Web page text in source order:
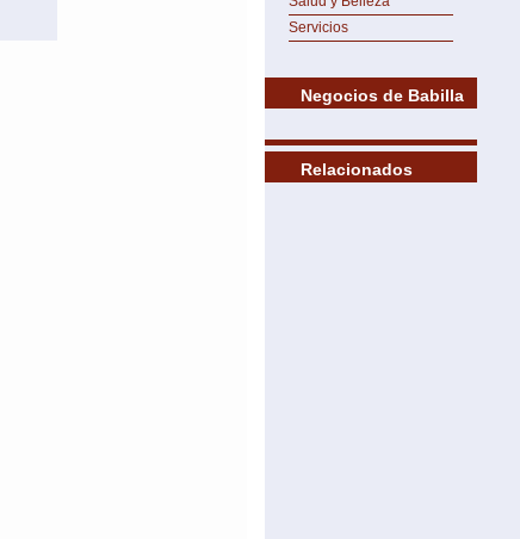
Servicios
Negocios de Babilla
Relacionados